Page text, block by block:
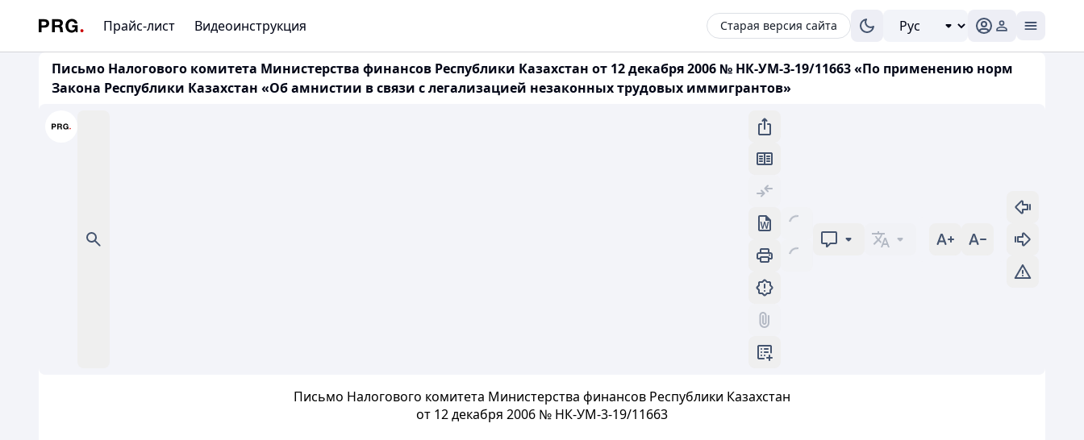
Прайс-лист Видеоинструкция Старая версия сайта
Письмо Налогового комитета Министерства финансов Республики Казахстан от 12 декабря 2006 № НК-УМ-3-19/11663 «По применению норм
Закона Республики Казахстан «Об амнистии в связи с легализацией незаконных трудовых иммигрантов»
Письмо Налогового комитета Министерства финансов Республики Казахстан
от 12 декабря 2006 № НК-УМ-3-19/11663